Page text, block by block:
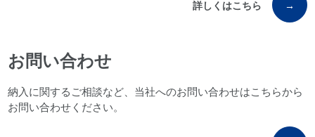
詳しくはこちら →
お問い合わせ
納入に関するご相談など、当社へのお問い合わせはこちらから
お問い合わせください。